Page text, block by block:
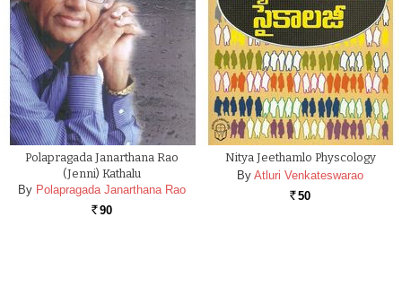
Polapragada Janarthana Rao
(Jenni) Kathalu
By Polapragada Janarthana Rao
Rs. 90
Nitya Jeethamlo Physcology
By Atluri Venkateswarao
Rs. 50